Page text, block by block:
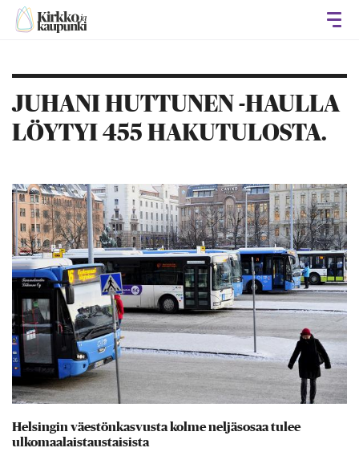
JUHANI HUTTUNEN -HAULLA
LÖYTYI 455 HAKUTULOSTA.
Helsingin väestönkasvusta kolme neljäsosaa tulee
ulkomaalaistaustaisista